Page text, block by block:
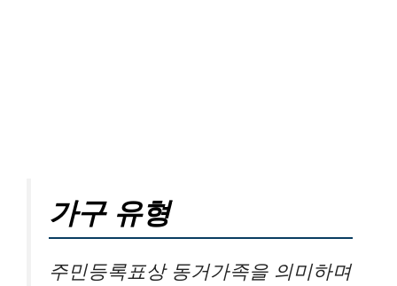
가구 유형
주민등록표상 동거가족을 의미하며